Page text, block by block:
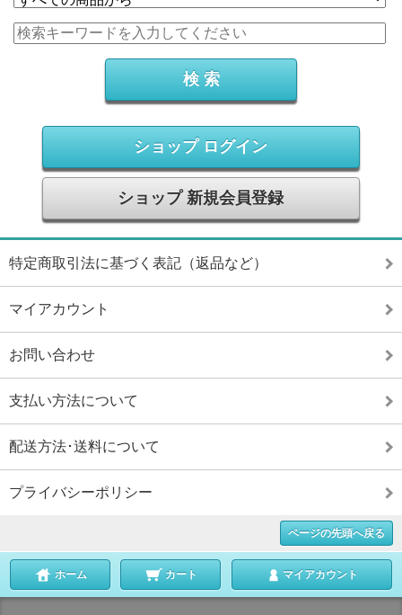
ショップ ログイン
ショップ 新規会員登録
特定商取引法に基づく表記（返品など）
マイアカウント
お問い合わせ
支払い方法について
配送方法･送料について
プライバシーポリシー
ページの先頭へ戻る
ホーム カート マイアカウント